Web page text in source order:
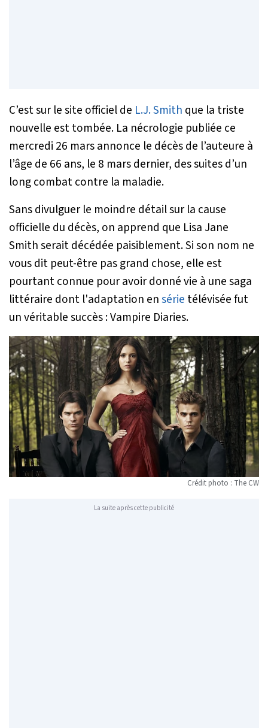
C’est sur le site officiel de L.J. Smith que la triste
nouvelle est tombée. La nécrologie publiée ce
mercredi 26 mars annonce le décès de l’auteure à
l’âge de 66 ans, le 8 mars dernier, des suites d’un
long combat contre la maladie.
Sans divulguer le moindre détail sur la cause
officielle du décès, on apprend que Lisa Jane
Smith serait décédée paisiblement. Si son nom ne
vous dit peut-être pas grand chose, elle est
pourtant connue pour avoir donné vie à une saga
littéraire dont l'adaptation ensérie télévisée fut
un véritable succès : Vampire Diaries.
Crédit photo : The CW
La suite après cette publicité